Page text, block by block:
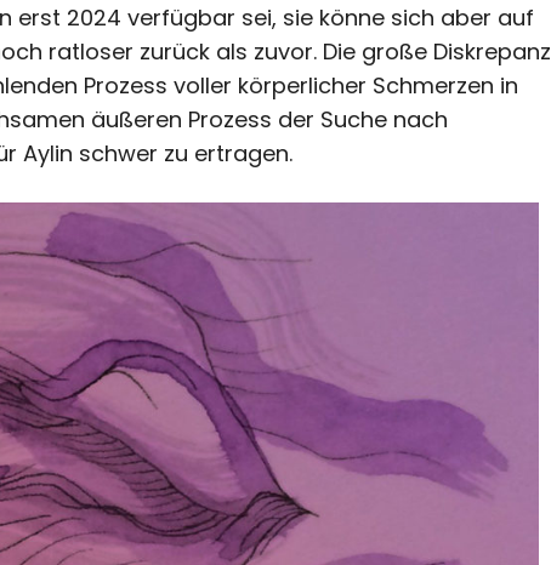
2024 verfügbar sei, sie könne sich aber auf
ratloser zurück als zuvor. Die große Diskrepanz
Prozess voller körperlicher Schmerzen in
äußeren Prozess der Suche nach
Aylin schwer zu ertragen.